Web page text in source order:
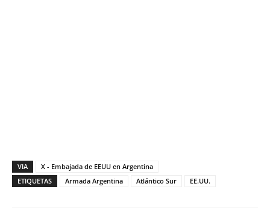
VIA
X - Embajada de EEUU en Argentina
ETIQUETAS
Armada Argentina Atlántico Sur EE.UU.